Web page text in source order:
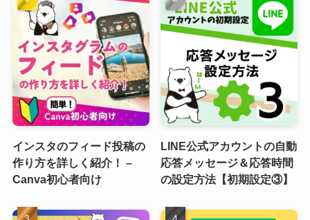
インスタのフィード投稿の
作り方を詳しく紹介！ –
Canva初心者向け
LINE公式アカウントの自動
応答メッセージ＆応答時間
の設定方法【初期設定③】